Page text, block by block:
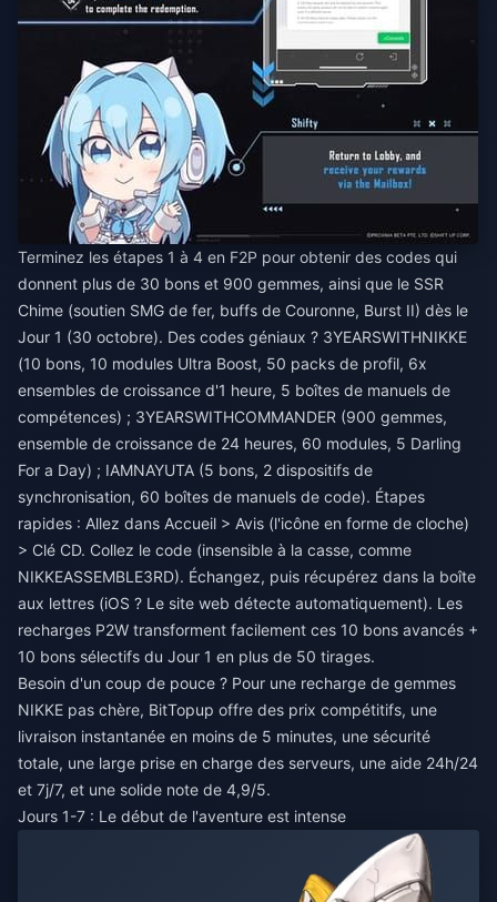
Terminez les étapes 1 à 4 en F2P pour obtenir des codes qui
donnent plus de 30 bons et 900 gemmes, ainsi que le SSR
Chime (soutien SMG de fer, buffs de Couronne, Burst II) dès le
Jour 1 (30 octobre). Des codes géniaux ? 3YEARSWITHNIKKE
(10 bons, 10 modules Ultra Boost, 50 packs de profil, 6x
ensembles de croissance d'1 heure, 5 boîtes de manuels de
compétences) ; 3YEARSWITHCOMMANDER (900 gemmes,
ensemble de croissance de 24 heures, 60 modules, 5 Darling
For a Day) ; IAMNAYUTA (5 bons, 2 dispositifs de
synchronisation, 60 boîtes de manuels de code). Étapes
rapides : Allez dans Accueil > Avis (l'icône en forme de cloche)
> Clé CD. Collez le code (insensible à la casse, comme
NIKKEASSEMBLE3RD). Échangez, puis récupérez dans la boîte
aux lettres (iOS ? Le site web détecte automatiquement). Les
recharges P2W transforment facilement ces 10 bons avancés +
10 bons sélectifs du Jour 1 en plus de 50 tirages.
Besoin d'un coup de pouce ? Pour une recharge de gemmes
NIKKE pas chère, BitTopup offre des prix compétitifs, une
livraison instantanée en moins de 5 minutes, une sécurité
totale, une large prise en charge des serveurs, une aide 24h/24
et 7j/7, et une solide note de 4,9/5.
Jours 1-7 : Le début de l'aventure est intense